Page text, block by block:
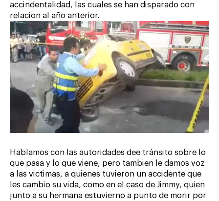
accindentalidad, las cuales se han disparado con
relacion al año anterior.
Hablamos con las autoridades dee tránsito sobre lo
que pasa y lo que viene, pero tambien le damos voz
a las victimas, a quienes tuvieron un accidente que
les cambio su vida, como en el caso de Jimmy, quien
junto a su hermana estuvierno a punto de morir por